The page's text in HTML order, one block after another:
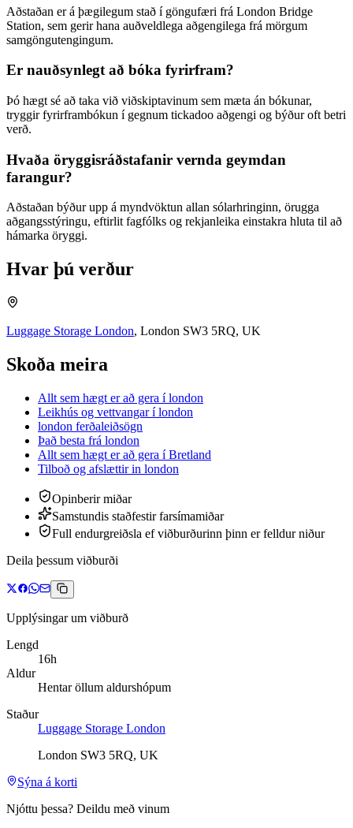
Aðstaðan er á þægilegum stað í göngufæri frá London Bridge
Station, sem gerir hana auðveldlega aðgengilega frá mörgum
samgöngutengingum.
Er nauðsynlegt að bóka fyrirfram?
Þó hægt sé að taka við viðskiptavinum sem mæta án bókunar,
tryggir fyrirframbókun í gegnum tickadoo aðgengi og býður oft betri
verð.
Hvaða öryggisráðstafanir vernda geymdan
farangur?
Aðstaðan býður upp á myndvöktun allan sólarhringinn, örugga
aðgangsstýringu, eftirlit fagfólks og rekjanleika einstakra hluta til að
hámarka öryggi.
Hvar þú verður
Luggage Storage London, London SW3 5RQ, UK
Skoða meira
Allt sem hægt er að gera í london
Leikhús og vettvangar í london
london ferðaleiðsögn
Það besta frá london
Allt sem hægt er að gera í Bretland
Tilboð og afslættirin london
Opinberir miðar
Samstundis staðfestir farsímamiðar
Full endurgreiðsla ef viðburðurinn þinn er felldur niður
Deila þessum viðburði
Upplýsingar um viðburð
Lengd
16h
Aldur
Hentar öllum aldurshópum
Staður
Luggage Storage London
London SW3 5RQ, UK
Sýna á korti
Njóttu þessa? Deildu með vinum